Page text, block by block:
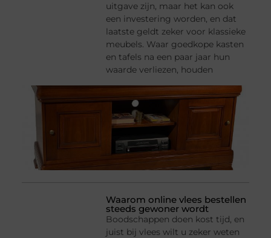
uitgave zijn, maar het kan ook
een investering worden, en dat
laatste geldt zeker voor klassieke
meubels. Waar goedkope kasten
en tafels na een paar jaar hun
waarde verliezen, houden
Waarom online vlees bestellen
steeds gewoner wordt
Boodschappen doen kost tijd, en
juist bij vlees wilt u zeker weten